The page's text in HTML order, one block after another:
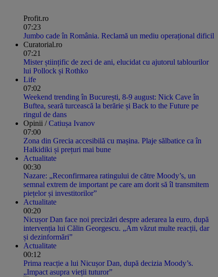
Profit.ro
07:23
Jumbo cade în România. Reclamă un mediu operațional dificil
Curatorial.ro
07:21
Mister științific de zeci de ani, elucidat cu ajutorul tablourilor
lui Pollock și Rothko
Life
07:02
Weekend trending în București, 8-9 august: Nick Cave în
Buftea, seară turcească la berărie și Back to the Future pe
ringul de dans
Opinii /Catiușa Ivanov
07:00
Zona din Grecia accesibilă cu mașina. Plaje sălbatice ca în
Halkidiki și prețuri mai bune
Actualitate
00:30
Nazare: „Reconfirmarea ratingului de către Moody’s, un
semnal extrem de important pe care am dorit să îl transmitem
piețelor și investitorilor”
Actualitate
00:20
Nicușor Dan face noi precizări despre aderarea la euro, după
intervenția lui Călin Georgescu. „Am văzut multe reacții, dar
și dezinformări”
Actualitate
00:12
Prima reacție a lui Nicușor Dan, după decizia Moody’s.
„Impact asupra vieții tuturor”